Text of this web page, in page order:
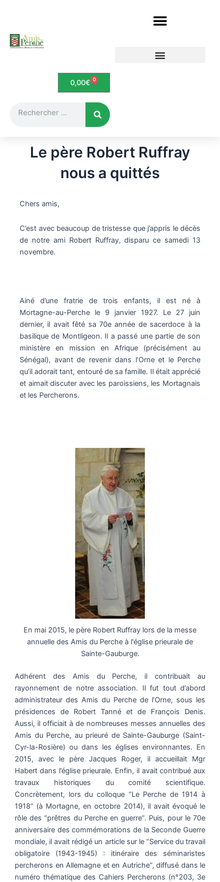
0,00€ 0
Panier
Le père Robert Ruffray
nous a quittés
Chers amis,
C’est avec beaucoup de tristesse que j’appris le décès
de notre ami Robert Ruffray, disparu ce samedi 13
novembre.
Ainé d’une fratrie de trois enfants, il est né à
Mortagne-au-Perche le 9 janvier 1927. Le 27 juin
dernier, il avait fêté sa 70e année de sacerdoce à la
basilique de Montligeon. Il a passé une partie de son
ministère en mission en Afrique (précisément au
Sénégal), avant de revenir dans l’Orne et le Perche
qu’il adorait tant, entouré de sa famille. Il était apprécié
et aimait discuter avec les paroissiens, les Mortagnais
et les Percherons.
En mai 2015, le père Robert Ruffray lors de la messe
annuelle des Amis du Perche à l'église prieurale de
Sainte-Gauburge.
Adhérent des Amis du Perche, il contribuait au
rayonnement de notre association. Il fut tout d’abord
administrateur des Amis du Perche de l’Orne, sous les
présidences de Robert Tanné et de François Denis.
Aussi, il officiait à de nombreuses messes annuelles des
Amis du Perche, au prieuré de Sainte-Gauburge (Saint-
Cyr-la-Rosière) ou dans les églises environnantes. En
2015, avec le père Jacques Roger, il accueillait Mgr
Habert dans l’église prieurale. Enfin, il avait contribué aux
travaux historiques du comité scientifique.
Concrètement, lors du colloque “Le Perche de 1914 à
1918” (à Mortagne, en octobre 2014), il avait évoqué le
rôle des “prêtres du Perche en guerre”. Puis, pour le 70e
anniversaire des commémorations de la Seconde Guerre
mondiale, il avait rédigé un article sur le “Service du travail
obligatoire (1943-1945) : itinéraire des séminaristes
percherons en Allemagne et en Autriche”, diffusé dans le
numéro thématique des Cahiers Percherons (n°203, 3e